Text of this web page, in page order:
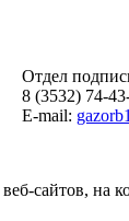
Отдел
8 (3532) 74-
E-mail:
сайтов, на